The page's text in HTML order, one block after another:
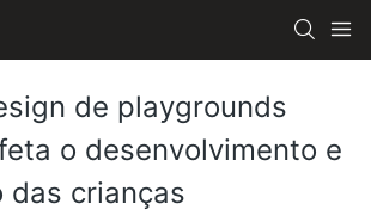
de playgrounds
o desenvolvimento e
das crianças